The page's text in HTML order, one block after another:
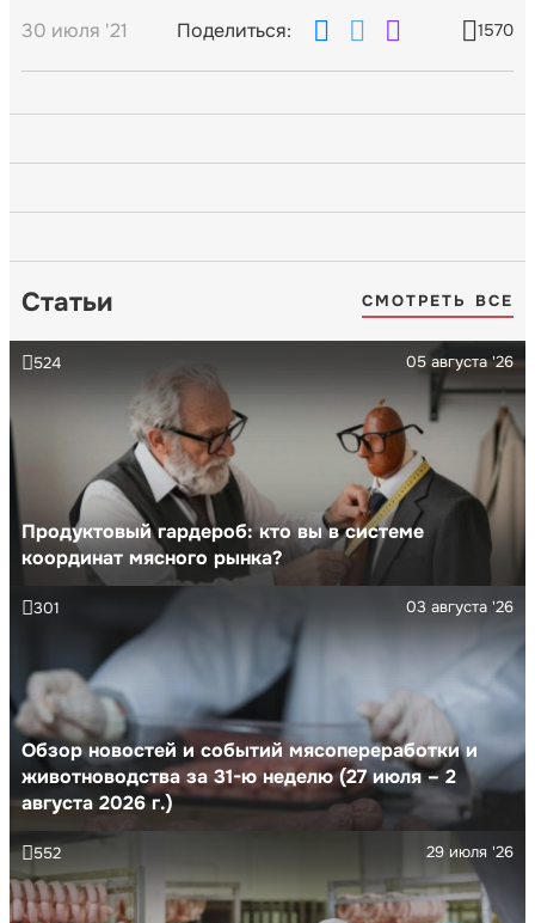
30 июля '21 Поделиться: 1570
Статьи СМОТРЕТЬ ВСЕ
Продуктовый гардероб: кто вы в системе
координат мясного рынка?
05 августа '26
524
Обзор новостей и событий мясопереработки и
животноводства за 31-ю неделю (27 июля – 2
августа 2026 г.)
03 августа '26
301
29 июля '26
552